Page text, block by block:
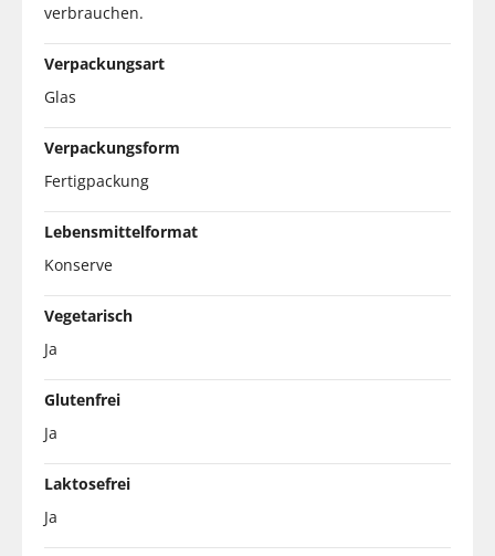
verbrauchen.
Verpackungsart
Glas
Verpackungsform
Fertigpackung
Lebensmittelformat
Konserve
Vegetarisch
Ja
Glutenfrei
Ja
Laktosefrei
Ja